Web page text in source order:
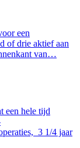
een
of drie aktief aan
van…
een hele tijd
3 1/4 jaar